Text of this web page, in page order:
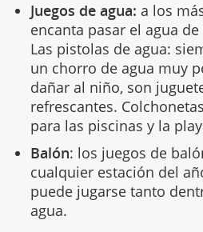
Juegos de agua: a los
encanta pasar el agua
Las pistolas de agua:
un chorro de agua muy
dañar al niño, son
refrescantes.
para las piscinas y la
Balón: los juegos de
cualquier estación del
puede jugarse tanto
agua.